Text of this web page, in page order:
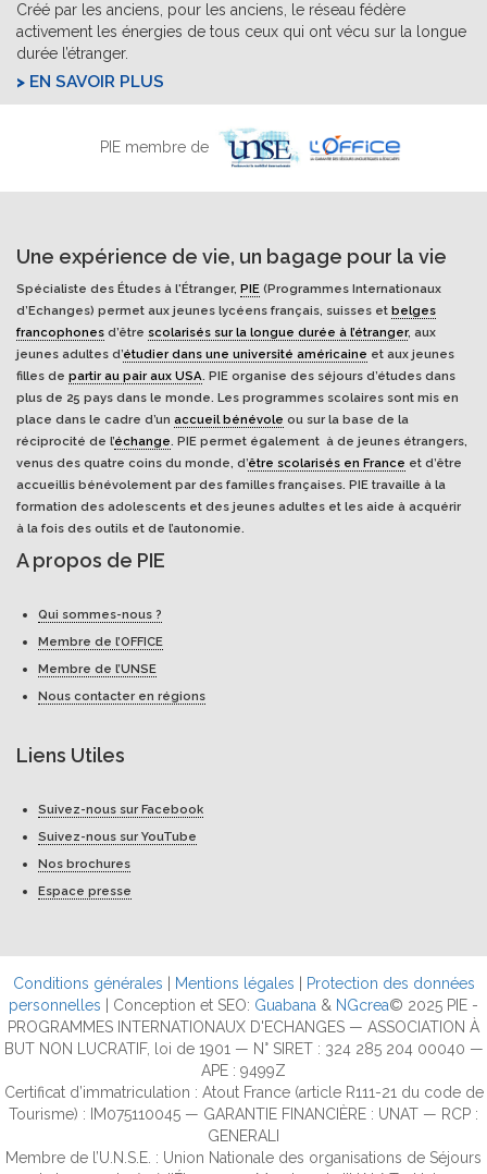
Créé par les anciens, pour les anciens, le réseau fédère
activement les énergies de tous ceux qui ont vécu sur la longue
durée l’étranger.
EN SAVOIR PLUS
PIE membre de
Une expérience de vie, un bagage pour la vie
Spécialiste des Études à l'Étranger, PIE (Programmes Internationaux
d’Echanges) permet aux jeunes lycéens français, suisses et belges
francophones d’être scolarisés sur la longue durée à l’étranger, aux
jeunes adultes d’étudier dans une université américaine et aux jeunes
filles de partir au pair aux USA. PIE organise des séjours d’études dans
plus de 25 pays dans le monde. Les programmes scolaires sont mis en
place dans le cadre d’un accueil bénévole ou sur la base de la
réciprocité de l’échange. PIE permet également à de jeunes étrangers,
venus des quatre coins du monde, d’être scolarisés en France et d’être
accueillis bénévolement par des familles françaises. PIE travaille à la
formation des adolescents et des jeunes adultes et les aide à acquérir
à la fois des outils et de l’autonomie.
A propos de PIE
Qui sommes-nous ?
Membre de l’OFFICE
Membre de l’UNSE
Nous contacter en régions
Liens Utiles
Suivez-nous sur Facebook
Suivez-nous sur YouTube
Nos brochures
Espace presse
Conditions générales Mentions légales
Protection des données
personnelles | Conception et SEO: Guabana & NGcrea© 2025 PIE -
PROGRAMMES INTERNATIONAUX D'ECHANGES — ASSOCIATION À
BUT NON LUCRATIF, loi de 1901 — N° SIRET : 324 285 204 00040 —
APE : 9499Z
Certificat d’immatriculation : Atout France (article R111-21 du code de
Tourisme) : IM075110045 — GARANTIE FINANCIÈRE : UNAT — RCP :
GENERALI
Membre de l’U.N.S.E. : Union Nationale des organisations de Séjours